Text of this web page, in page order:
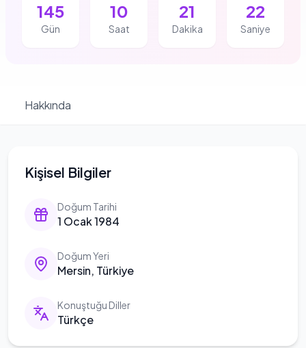
145
Gün
10
Saat
21
Dakika
22
Saniye
Hakkında
Kişisel Bilgiler
Doğum Tarihi
1 Ocak 1984
Doğum Yeri
Mersin, Türkiye
Konuştuğu Diller
Türkçe